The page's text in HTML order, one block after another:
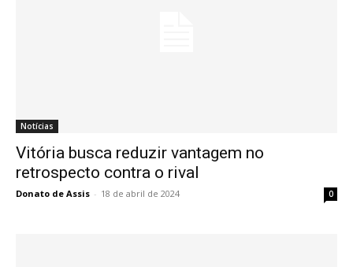
Notícias
Vitória busca reduzir vantagem no
retrospecto contra o rival
Donato de Assis - 18 de abril de 2024 0